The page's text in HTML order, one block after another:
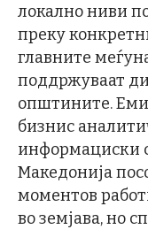
локално ниви
преку
главните
поддржуваат
општините.
бизнис
информациски
Македонија
моментов
во земјава, но